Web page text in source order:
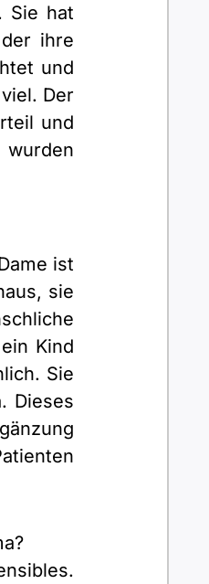
Sie hat
ihre
und
Der
und
ist
sie
Kind
Sie
Dieses